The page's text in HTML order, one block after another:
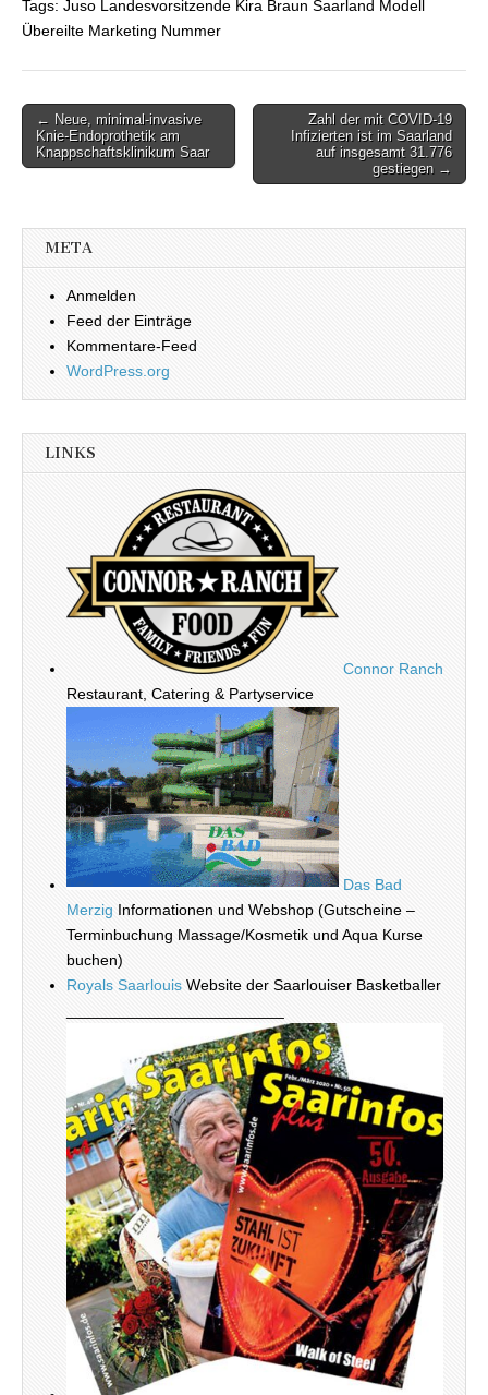
Tags: Juso Landesvorsitzende Kira Braun Saarland Modell
Übereilte Marketing Nummer
Beitragsnavigation
← Neue, minimal-invasive
Knie-Endoprothetik am
Knappschaftsklinikum Saar
Zahl der mit COVID-19
Infizierten ist im Saarland
auf insgesamt 31.776
gestiegen →
META
Anmelden
Feed der Einträge
Kommentare-Feed
WordPress.org
LINKS
Connor Ranch
Restaurant, Catering & Partyservice
Das Bad
Merzig Informationen und Webshop (Gutscheine –
Terminbuchung Massage/Kosmetik und Aqua Kurse
buchen)
Royals Saarlouis Website der Saarlouiser Basketballer